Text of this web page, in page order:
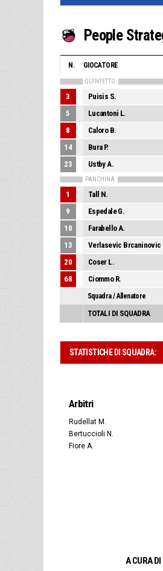
People
N. GIOCATORE
QUINTETTO
3 Puisis S.
5 Lucantoni L.
8 Caloro B.
14 Bura P.
23 Ustby A.
PANCHINA
1 Tall N.
9 Espedale G.
10 Farabello A.
13 Verlasevic Brcaninovic
20 Coser L.
68 Ciommo R.
Squadra / Allenatore
TOTALI DI SQUADRA
STATISTICHE DI SQUADRA:
Arbitri
Rudellat M.
Bertuccioli N.
Fiore A.
A CURA DI